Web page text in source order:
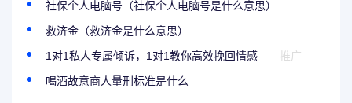
社保个人电脑号（社保个人电脑号是什么意思）
救济金（救济金是什么意思）
1对1私人专属倾诉，1对1教你高效挽回情感
推广
喝酒故意商人量刑标准是什么